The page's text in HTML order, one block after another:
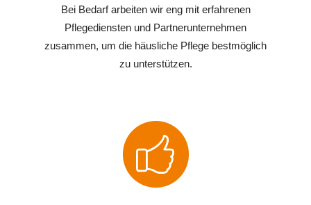
Bei Bedarf arbeiten wir eng mit erfahrenen
Pflegediensten und Partnerunternehmen
zusammen, um die häusliche Pflege bestmöglich
zu unterstützen.